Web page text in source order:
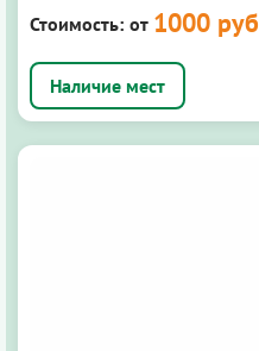
Стоимость: от 1000 руб